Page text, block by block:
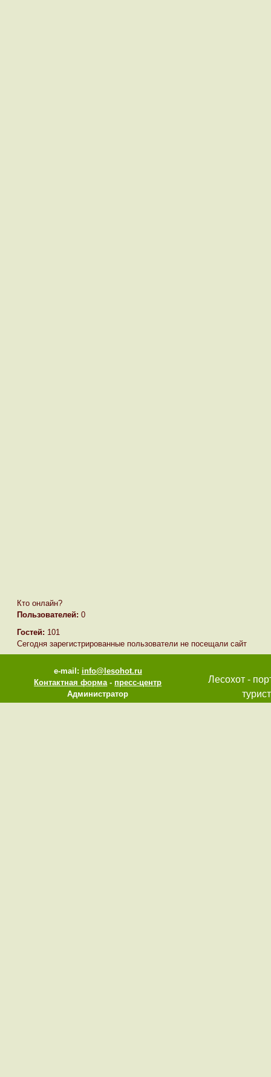
Кто онлайн?
Пользователей: 0
Гостей: 101
Сегодня зарегистрированные пользователи не посещали сайт
e-mail: info@lesohot.ru
Контактная форма-пресс-центр
Администратор
Лесохот -